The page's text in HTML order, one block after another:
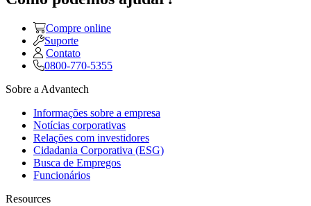
Compre online
Suporte
Contato
0800-770-5355
Sobre a Advantech
Informações sobre a empresa
Notícias corporativas
Relações com investidores
Cidadania Corporativa (ESG)
Busca de Empregos
Funcionários
Resources